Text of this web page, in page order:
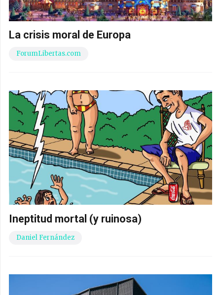
La crisis moral de Europa
ForumLibertas.com
Ineptitud mortal (y ruinosa)
Daniel Fernández